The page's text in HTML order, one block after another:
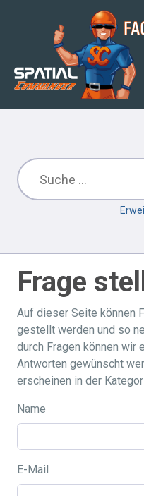
Frage
Auf dieser Seite können
gestellt werden und so
durch Fragen können wir
Antworten gewünscht
erscheinen in der
Name
E-Mail